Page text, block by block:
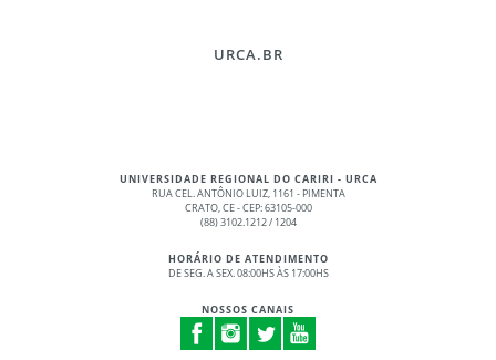
URCA.BR
UNIVERSIDADE REGIONAL DO CARIRI - URCA
RUA CEL. ANTÔNIO LUIZ, 1161 - PIMENTA
CRATO, CE - CEP: 63105-000
(88) 3102.1212 / 1204
HORÁRIO DE ATENDIMENTO
DE SEG. A SEX. 08:00HS ÀS 17:00HS
NOSSOS CANAIS